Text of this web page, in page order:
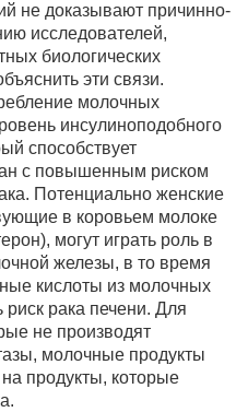
не доказывают причинно-
исследователей,
биологических
эти связи.
молочных
инсулиноподобного
способствует
с повышенным риском
Потенциально женские
в коровьем молоке
могут играть роль в
железы, в то время
кислоты из молочных
риск рака печени. Для
не производят
молочные продукты
продукты, которые